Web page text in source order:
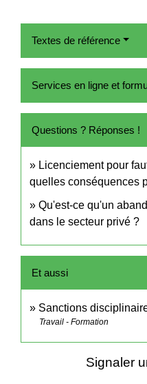
Textes de référence
Services en ligne et
Questions ? Réponses !
Licenciement pour
quelles conséquences
Qu'est-ce qu'un
dans le secteur privé ?
Et aussi
Sanctions
Travail - Formation
Signaler